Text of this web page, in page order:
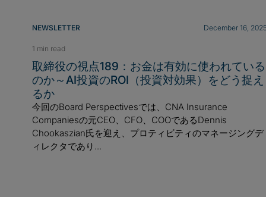
NEWSLETTER December 16,
1 min read
取締役の視点189：お金は有効に使われている
のか～AI投資のROI（投資対効果）をどう捉え
るか
今回のBoard Perspectivesでは、CNA Insurance
Companiesの元CEO、CFO、COOであるDennis
Chookaszian氏を迎え、プロティビティのマネージングデ
ィレクタであり...